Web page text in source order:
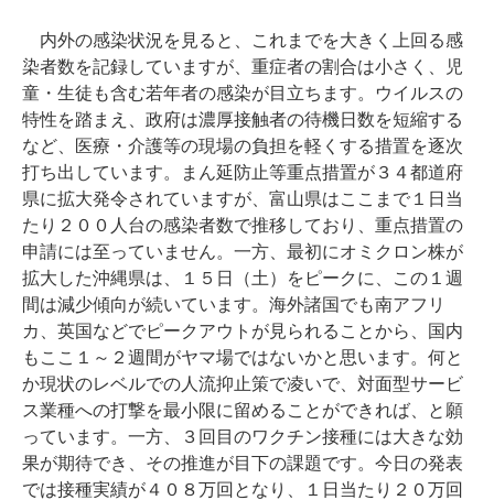
内外の感染状況を見ると、これまでを大きく上回る感
染者数を記録していますが、重症者の割合は小さく、児
童・生徒も含む若年者の感染が目立ちます。ウイルスの
特性を踏まえ、政府は濃厚接触者の待機日数を短縮する
など、医療・介護等の現場の負担を軽くする措置を逐次
打ち出しています。まん延防止等重点措置が３４都道府
県に拡大発令されていますが、富山県はここまで１日当
たり２００人台の感染者数で推移しており、重点措置の
申請には至っていません。一方、最初にオミクロン株が
拡大した沖縄県は、１５日（土）をピークに、この１週
間は減少傾向が続いています。海外諸国でも南アフリ
カ、英国などでピークアウトが見られることから、国内
もここ１～２週間がヤマ場ではないかと思います。何と
か現状のレベルでの人流抑止策で凌いで、対面型サービ
ス業種への打撃を最小限に留めることができれば、と願
っています。一方、３回目のワクチン接種には大きな効
果が期待でき、その推進が目下の課題です。今日の発表
では接種実績が４０８万回となり、１日当たり２０万回